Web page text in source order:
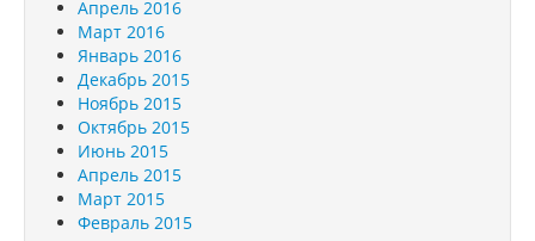
Апрель 2016
Март 2016
Январь 2016
Декабрь 2015
Ноябрь 2015
Октябрь 2015
Июнь 2015
Апрель 2015
Март 2015
Февраль 2015